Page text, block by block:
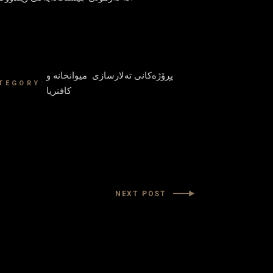
پڕۆژەکانی تەلارسازی میوانخانە و
کافتریا
NEXT POST